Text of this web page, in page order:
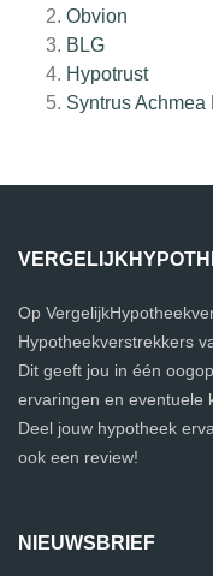
Obvion
BLG
Hypotrust
Syntrus Achmea
Op
Hypotheekverstrekkers
Dit geeft jou in één
ervaringen en eventuele
Deel jouw hypotheek
ook een review!
NIEUWSBRIEF